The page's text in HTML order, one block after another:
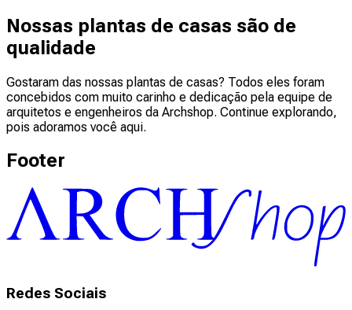
Nossas plantas de casas são de
qualidade
Gostaram das nossas plantas de casas? Todos eles foram
concebidos com muito carinho e dedicação pela equipe de
arquitetos e engenheiros da Archshop. Continue explorando,
pois adoramos você aqui.
Footer
Redes Sociais